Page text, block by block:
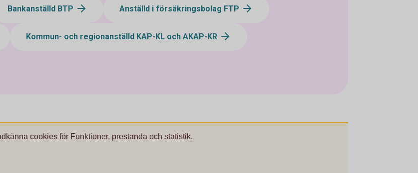
Bankanställd BTP Anställd i försäkringsbolag FTP
Kommun- och regionanställd KAP-KL och AKAP-KR
cookies för Funktioner, prestanda och statistik.